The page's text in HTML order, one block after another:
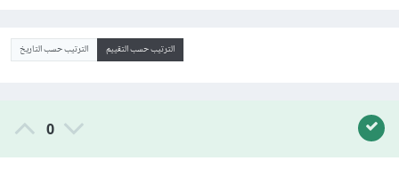
الترتيب حسب التقييم الترتيب حسب التاريخ
0